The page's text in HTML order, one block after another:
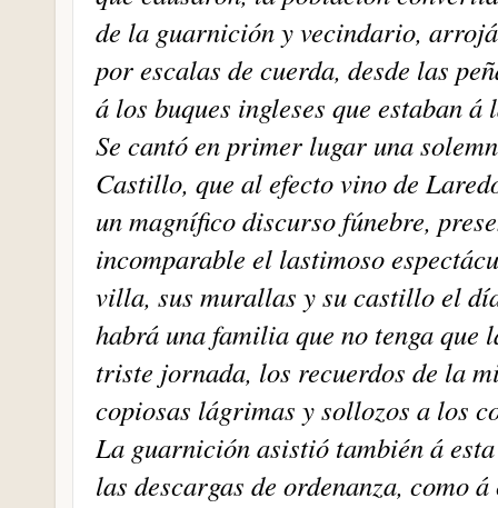
de la guarnición y vecindario,
por escalas de cuerda, desde las
á los buques ingleses que estaban á
Se cantó en primer lugar una
Castillo, que al efecto vino de
un magnífico discurso fúnebre,
incomparable el lastimoso
villa, sus murallas y su castillo el
habrá una familia que no tenga que
triste jornada, los recuerdos de la
copiosas lágrimas y sollozos a los
La guarnición asistió también á
las descargas de ordenanza, como